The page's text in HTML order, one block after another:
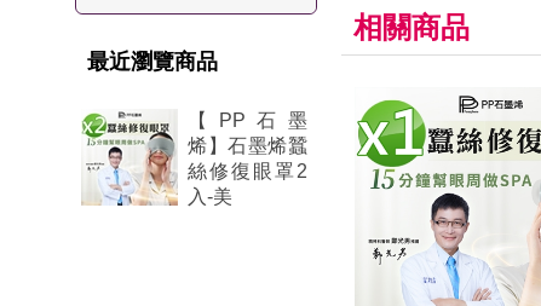
最近瀏覽商品
【PP石墨
烯】石墨烯蠶
絲修復眼罩2
入-美
相關商品